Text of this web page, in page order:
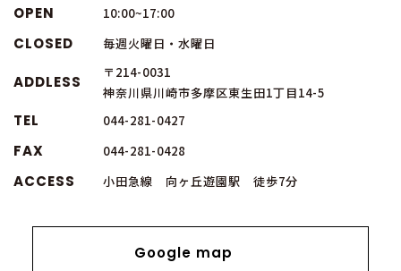
OPEN 10:00~17:00
CLOSED 毎週火曜日・水曜日
ADDLESS
〒214-0031
神奈川県川崎市多摩区東生田1丁目14-5
TEL 044-281-0427
FAX 044-281-0428
ACCESS 小田急線 向ヶ丘遊園駅 徒歩7分
Google map